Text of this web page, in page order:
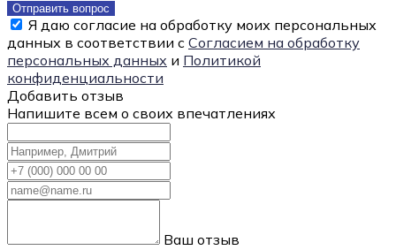
Отправить вопрос
Я даю согласие на обработку моих персональных
данных в соответствии с Согласием на обработку
персональных данных и Политикой
конфиденциальности
Добавить отзыв
Напишите всем о своих впечатлениях
Ваш отзыв